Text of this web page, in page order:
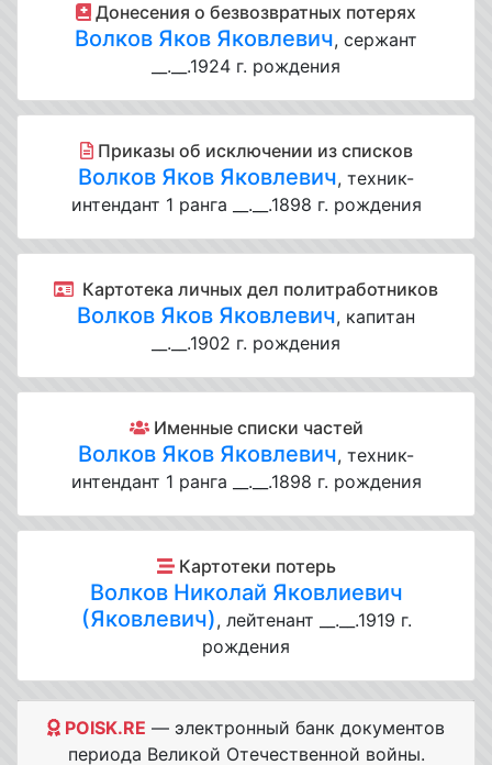
Донесения о безвозвратных потерях
Волков Яков Яковлевич, сержант
__.__.1924 г. рождения
Приказы об исключении из списков
Волков Яков Яковлевич, техник-
интендант 1 ранга __.__.1898 г. рождения
Картотека личных дел политработников
Волков Яков Яковлевич, капитан
__.__.1902 г. рождения
Именные списки частей
Волков Яков Яковлевич, техник-
интендант 1 ранга __.__.1898 г. рождения
Картотеки потерь
Волков Николай Яковлиевич
(Яковлевич), лейтенант __.__.1919 г.
рождения
POISK.RE — электронный банк документов
периода Великой Отечественной войны.